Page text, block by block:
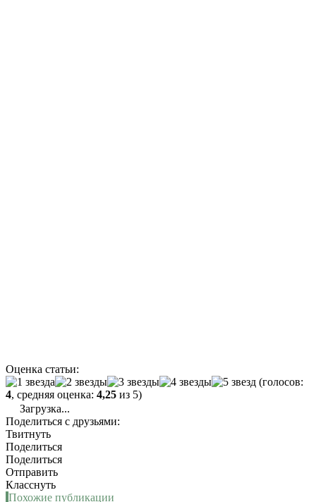
Оценка статьи:
(голосов:
4, средняя оценка: 4,25 из 5)
Загрузка...
Поделиться с друзьями:
Твитнуть
Поделиться
Поделиться
Отправить
Класснуть
Похожие публикации